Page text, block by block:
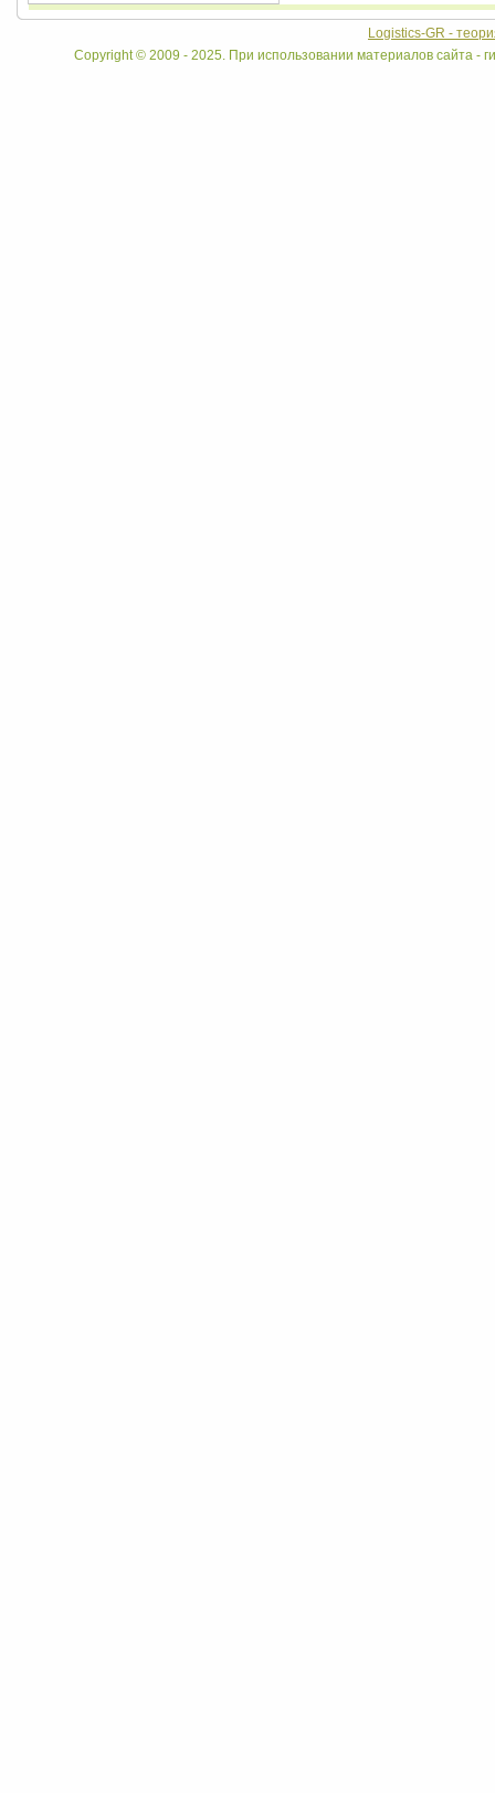
Logistics-GR -
Copyright © 2009 - 2025. При использовании материалов сайта -